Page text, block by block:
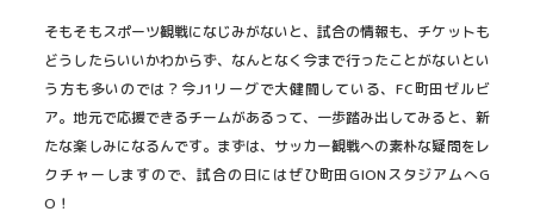
そもそもスポーツ観戦になじみがないと、試合の情報も、チケットも
どうしたらいいかわからず、なんとなく今まで行ったことがないとい
う方も多いのでは？今J1リーグで大健闘している、FC町田ゼルビ
ア。地元で応援できるチームがあるって、一歩踏み出してみると、新
たな楽しみになるんです。まずは、サッカー観戦への素朴な疑問をレ
クチャーしますので、試合の日にはぜひ町田GIONスタジアムへG
O！